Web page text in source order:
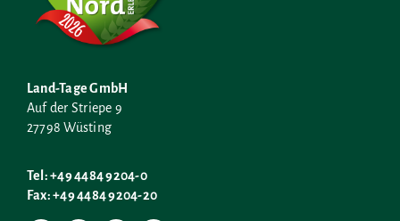
Land-Tage GmbH
Auf der Striepe 9
27798 Wüsting
Tel: +49 4484 9204-0
Fax: +49 4484 9204-20